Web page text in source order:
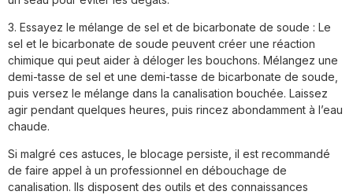
3. Essayez le mélange de sel et de bicarbonate de soude : Le
sel et le bicarbonate de soude peuvent créer une réaction
chimique qui peut aider à déloger les bouchons. Mélangez une
demi-tasse de sel et une demi-tasse de bicarbonate de soude,
puis versez le mélange dans la canalisation bouchée. Laissez
agir pendant quelques heures, puis rincez abondamment à l’eau
chaude.
Si malgré ces astuces, le blocage persiste, il est recommandé
de faire appel à un professionnel en débouchage de
canalisation. Ils disposent des outils et des connaissances